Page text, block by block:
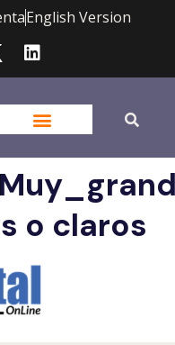
English Version
o claros